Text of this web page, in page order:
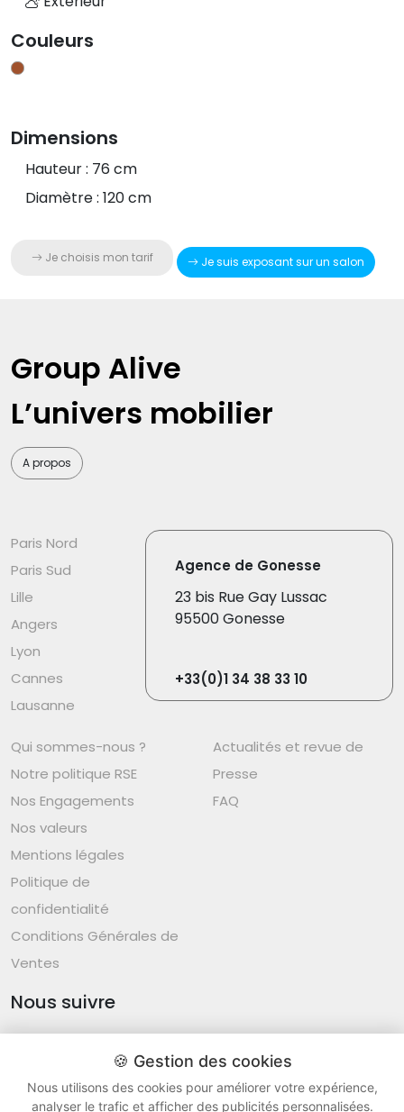
Couleurs
Dimensions
Hauteur : 76 cm
Diamètre : 120 cm
Je choisis mon tarif Je suis exposant sur un salon
Group Alive
L’univers mobilier
A propos
Paris Nord
Paris Sud
Lille
Angers
Lyon
Cannes
Lausanne
Agence de Gonesse
23 bis Rue Gay Lussac
95500 Gonesse
+33(0)1 34 38 33 10
Qui sommes-nous ?
Notre politique RSE
Nos Engagements
Nos valeurs
Mentions légales
Politique de
confidentialité
Conditions Générales de
Ventes
Nous suivre
Actualités et revue de
Presse
FAQ
Group Alive - Tous droits réservés ® 2026 -v26.19
🍪 Gestion des cookies
Nous utilisons des cookies pour améliorer votre expérience,
analyser le trafic et afficher des publicités personnalisées.